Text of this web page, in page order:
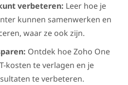
verbeteren: Leer hoe je
kunnen samenwerken en
waar ze ook zijn.
Ontdek hoe Zoho One
kosten te verlagen en je
te verbeteren.